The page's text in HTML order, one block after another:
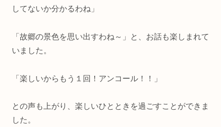
してないか分かるわね」
「故郷の景色を思い出すわね～」と、お話も楽しまれて
いました。
「楽しいからもう１回！アンコール！！」
との声も上がり、楽しいひとときを過ごすことができま
した。